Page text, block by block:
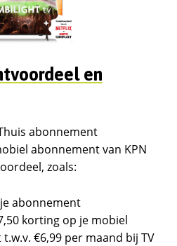
en
abonnement
abonnement van KPN
zoals:
abonnement
korting op je mobiel
€6,99 per maand bij TV